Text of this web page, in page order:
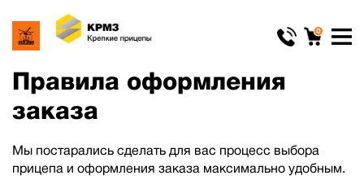
0
Правила оформления
заказа
Мы постарались сделать для вас процесс выбора
прицепа и оформления заказа максимально удобным.